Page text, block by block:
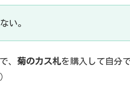
い。
、 菊のカス札を購入して自分